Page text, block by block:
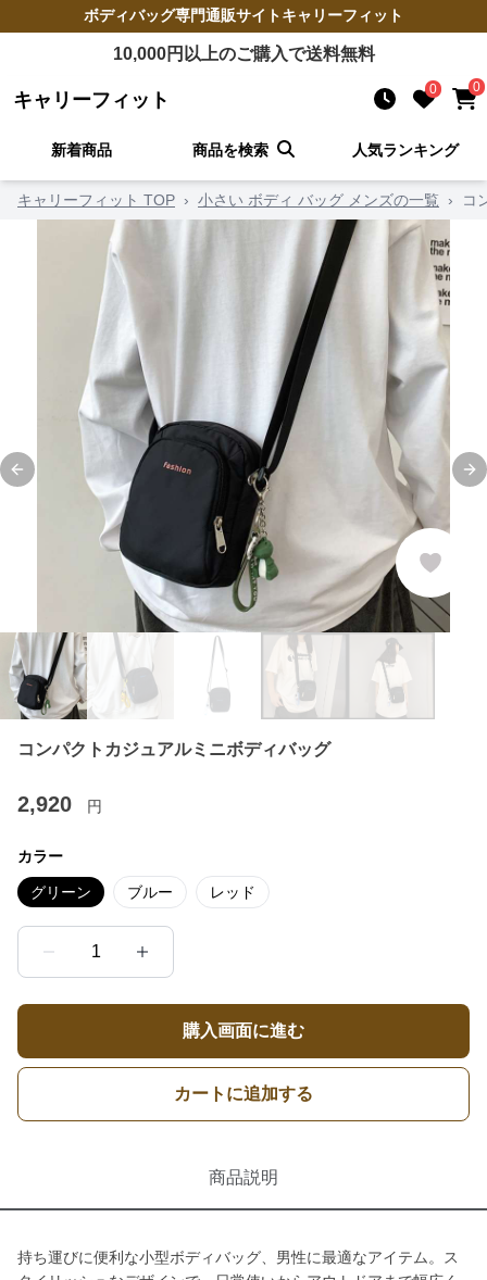
ボディバッグ専門通販サイトキャリーフィット
10,000円以上のご購入で送料無料
キャリーフィット 0 0
新着商品 商品を検索 人気ランキング
キャリーフィット TOP › 小さい ボディ バッグ メンズの一覧 › コ
Previous slide
コンパクトカジュアルミニボディバッグ
2,920 円
カラー
グリーン ブルー レッド
1
購入画面に進む
カートに追加する
商品説明
持ち運びに便利な小型ボディバッグ、男性に最適なアイテム。ス